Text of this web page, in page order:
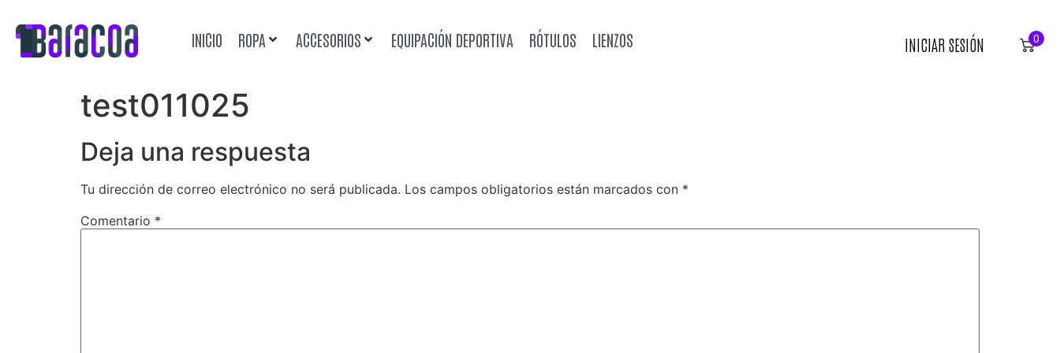
INICIO ROPA ACCESORIOS EQUIPACIÓN DEPORTIVA RÓTULOS LIENZOS INICIAR SESIÓN 0
test011025
Deja una respuesta
Tu dirección de correo electrónico no será publicada. Los campos obligatorios están marcados con *
Comentario *